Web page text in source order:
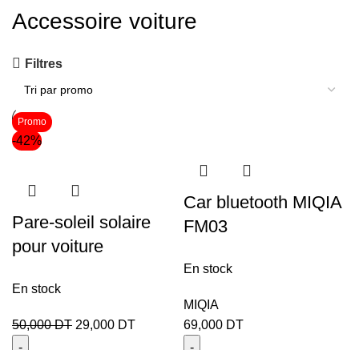
Accessoire voiture
Filtres
-42%
Promo
Pare-soleil solaire
pour voiture
En stock
50,000DT 29,000 DT
Car bluetooth MIQIA
FM03
En stock
MIQIA
69,000 DT